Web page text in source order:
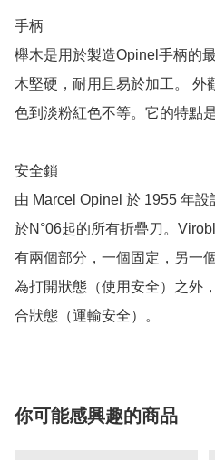
手柄
櫸木是用於製造Opinel手柄的
木堅硬，耐用且易於加工。 外
色到淡粉紅色不等。它的特點
安全鎖
由 Marcel Opinel 於 1955 年
於N°06起的所有折疊刀。
有兩個部分，一個固定，另一
為打開狀態（使用安全）之外
合狀態（運輸安全）。
你可能感興趣的商品